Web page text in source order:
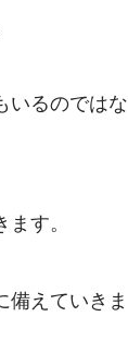
いるのではな
す。
備えていきま